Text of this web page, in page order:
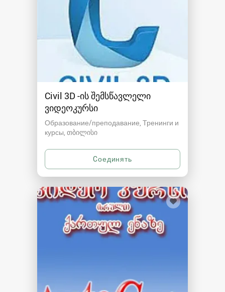
Civil 3D -ის შემსწავლელი
ვიდეოკურსი
Образование/преподавание, Тренинги и
курсы თბილისი